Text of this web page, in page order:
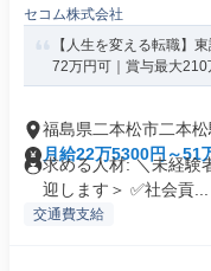
セコム株式会社
【人生を変える転職】
72万円可｜賞与最大210
福島県二本松市二本松
月給22万5300円～51
求める人材: ＼未経験
迎します＞ ✅社会貢...
交通費支給